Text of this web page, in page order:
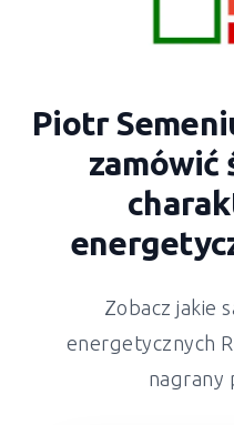
Piotr
zamówić
Zobacz jakie
energetycznych
nagrany